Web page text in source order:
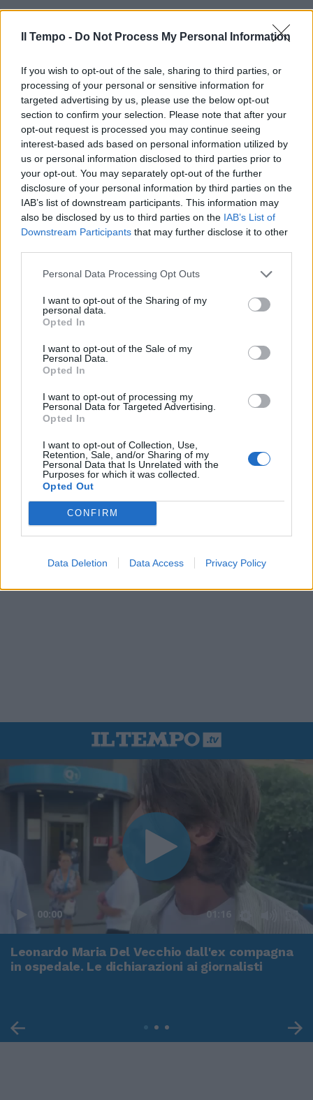
Il Tempo - Do Not Process My Personal Information
If you wish to opt-out of the sale, sharing to third parties, or
processing of your personal or sensitive information for
targeted advertising by us, please use the below opt-out
section to confirm your selection. Please note that after your
opt-out request is processed you may continue seeing
interest-based ads based on personal information utilized by
us or personal information disclosed to third parties prior to
your opt-out. You may separately opt-out of the further
disclosure of your personal information by third parties on the
IAB’s list of downstream participants. This information may
also be disclosed by us to third parties on the IAB’s List of
Downstream Participants that may further disclose it to other
Personal Data Processing Opt Outs
I want to opt-out of the Sharing of my
personal data.
Opted In
I want to opt-out of the Sale of my
Personal Data.
Opted In
I want to opt-out of processing my
Personal Data for Targeted Advertising.
Opted In
I want to opt-out of Collection, Use,
Retention, Sale, and/or Sharing of my
Personal Data that Is Unrelated with the
Purposes for which it was collected.
Opted Out
CONFIRM
Data Deletion Data Access Privacy Policy
In evidenza
00:00 01:16
Leonardo Maria Del Vecchio dall'ex compagna
in ospedale. Le dichiarazioni ai giornalisti